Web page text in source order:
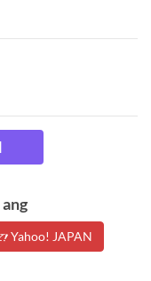
Yahoo! JAPAN